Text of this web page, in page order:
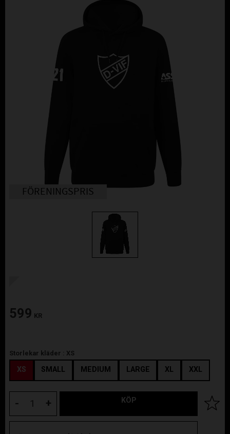
FÖRENINGSPRIS
599 KR
Storlekar kläder : XS
XS SMALL MEDIUM LARGE XL XXL
+
- KÖP Lägg